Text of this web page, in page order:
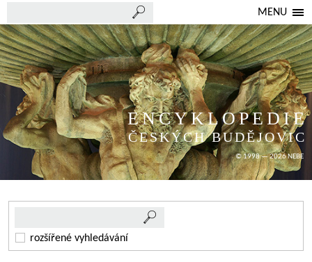
MENU
ENCYKLOPEDIE
ČESKÝCH BUDĚJOVIC
© 1998 — 2026 NEBE
rozšířené vyhledávání